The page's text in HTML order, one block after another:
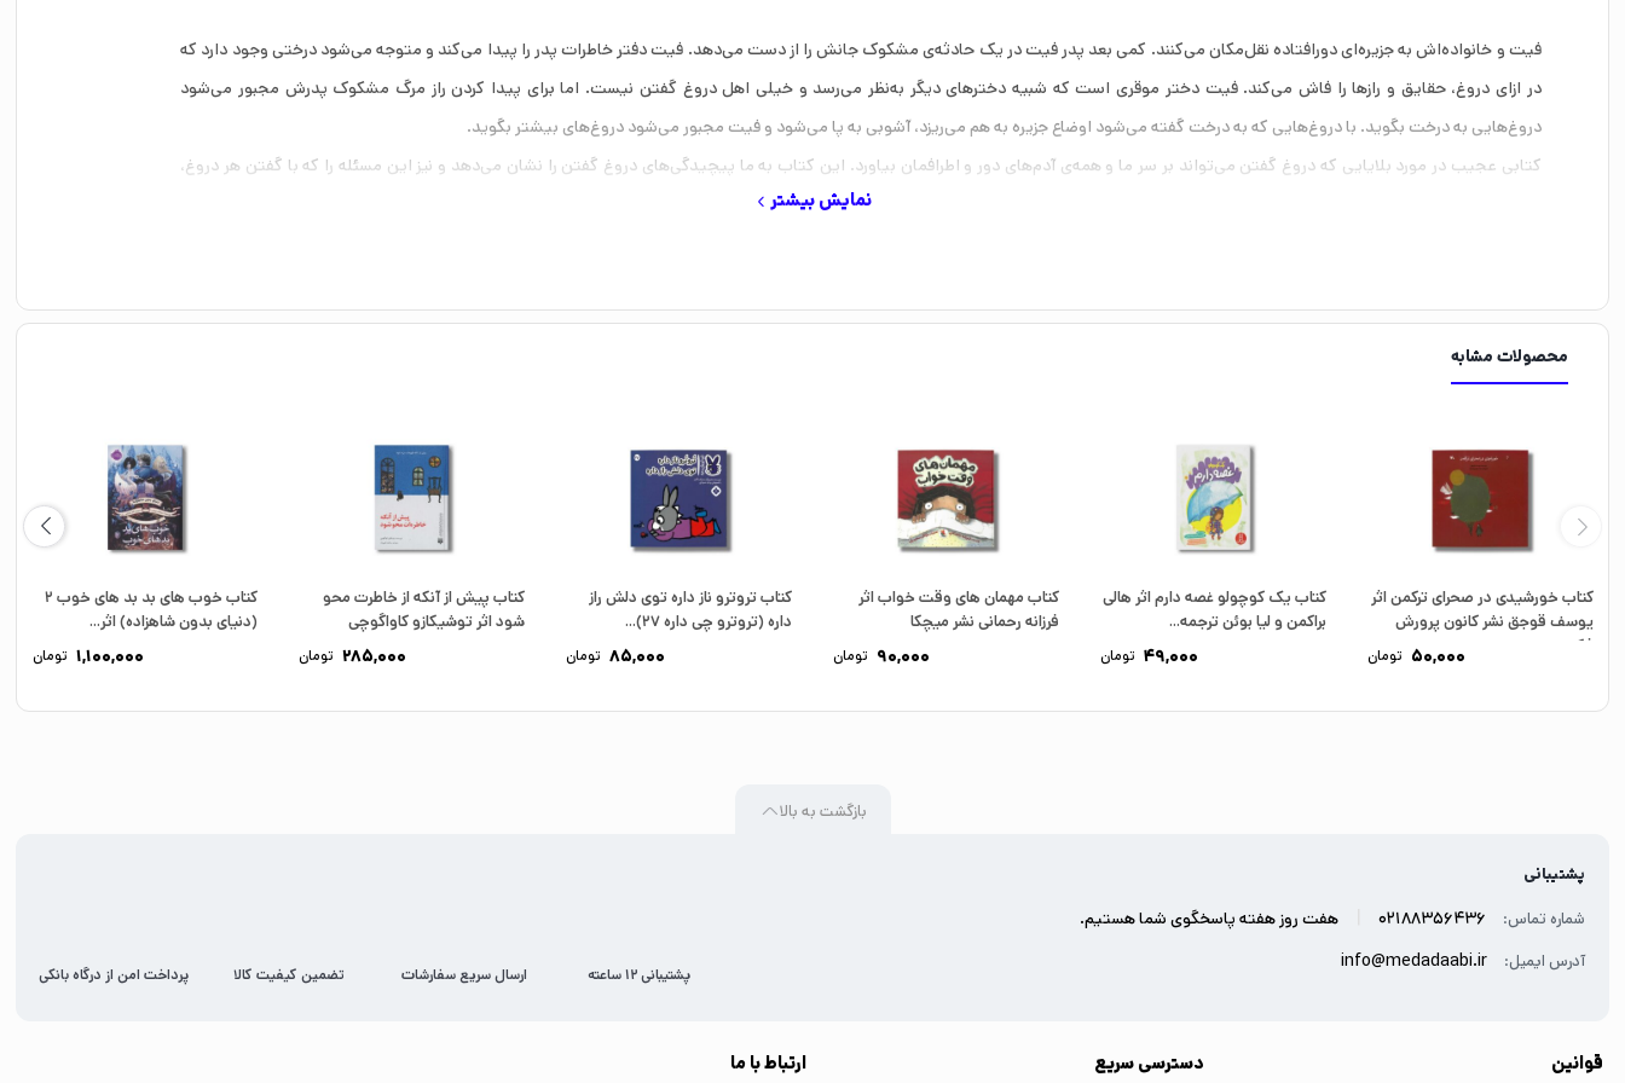
فیت و خانواده‌اش به جزیره‌ای دورافتاده نقل‌مکان می‌کنند. کمی بعد پدر فیت در یک حادثه‌ی مشکوک جانش را از دست می‌دهد. فیت دفتر خاطرات پدر را پیدا می‌کند و متوجه می‌شود درختی وجود دارد که
در ازای دروغ، حقایق و رازها را فاش می‌کند. فیت دختر موقری‌ است که شبیه دخترهای دیگر به‌نظر می‌رسد و خیلی اهل دروغ گفتن نیست. اما برای پیدا کردن راز مرگ مشکوک پدرش مجبور می‌شود
دروغ‌هایی به درخت بگوید. با دروغ‌هایی که به درخت گفته می‌شود اوضاع جزیره به هم می‌ریزد، آشوبی به پا می‌شود و فیت مجبور می‌شود دروغ‌های بیشتر بگوید.
کتابی عجیب در مورد بلایایی که دروغ‌ گفتن می‌تواند بر سر ما و همه‌ی آدم‌های دور و اطرافمان بیاورد. این کتاب به ما پیچیدگی‌های دروغ گفتن را نشان می‌دهد و نیز این مسئله را که با گفتن هر دروغ،
چطور مسیر خودمان و دیگران را عوض می‌کنیم. این کتاب که مربوط به جامعه‌ی مردسالار زمان ملکه‌ی ویکتوریاست، در سال ۲۰۱۵ جوایز مختلفی نیز برده است.
نمایش بیشتر
محصولات مشابه
کتاب خورشیدی در صحرای ترکمن اثر
یوسف قوجق نشر کانون پرورش
فکری...
50,000 تومان
کتاب یک کوچولو غصه دارم اثر هالی
براکمن و لیا بوئن ترجمه...
49,000 تومان
کتاب مهمان های وقت خواب اثر
فرزانه رحمانی نشر میچکا
90,000 تومان
کتاب تروترو ناز داره توی دلش راز
داره (تروترو چی داره 27)...
85,000 تومان
کتاب پیش از آنکه از خاطرت محو
شود اثر توشیکازو کاواگوچی
285,000 تومان
کتاب خوب های بد بد های خوب 2
(دنیای بدون شاهزاده) اثر...
1,100,000 تومان
بازگشت به بالا
پشتیبانی
شماره تماس:
02188356436 هفت روز هفته پاسخگوی شما هستیم.
آدرس ایمیل: info@medadaabi.ir
پشتیبانی 12 ساعته ارسال سریع سفارشات تضمین کیفیت کالا پرداخت امن از درگاه بانکی
قوانین دسترسی سریع ارتباط با ما